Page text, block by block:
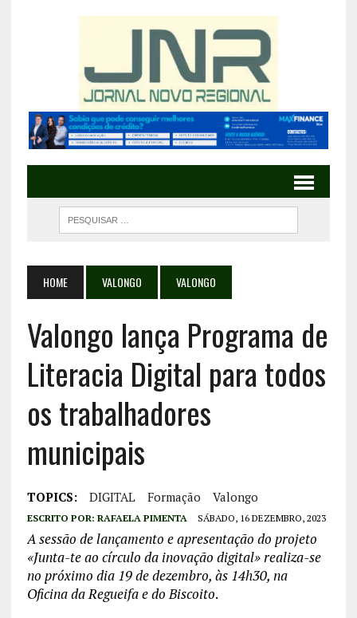
HOME VALONGO VALONGO
Valongo lança Programa de
Literacia Digital para todos
os trabalhadores
municipais
TOPICS: DIGITAL Formação Valongo
ESCRITO POR: RAFAELA PIMENTA SÁBADO, 16 DEZEMBRO, 2023
A sessão de lançamento e apresentação do projeto
«Junta-te ao círculo da inovação digital» realiza-se
no próximo dia 19 de dezembro, às 14h30, na
Oficina da Regueifa e do Biscoito.